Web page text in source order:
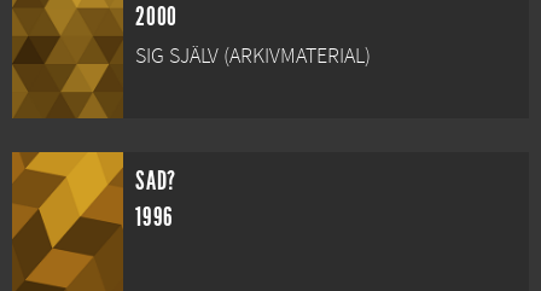
2000
SIG SJÄLV (ARKIVMATERIAL)
SAD?
1996